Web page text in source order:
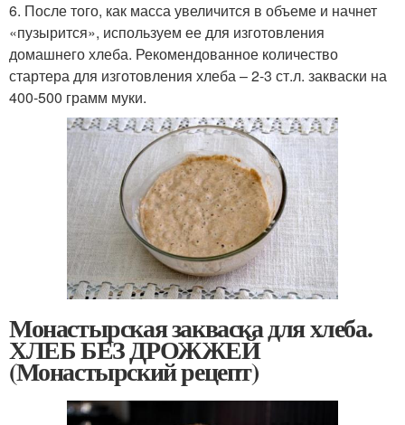
6. После того, как масса увеличится в объеме и начнет
«пузырится», используем ее для изготовления
домашнего хлеба. Рекомендованное количество
стартера для изготовления хлеба – 2-3 ст.л. закваски на
400-500 грамм муки.
Монастырская закваска для хлеба.
ХЛЕБ БЕЗ ДРОЖЖЕЙ
(Монастырский рецепт)